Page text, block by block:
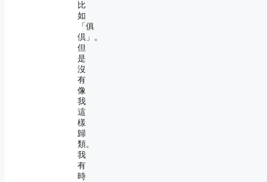
比
如
「俱
倶」。
但
是
沒
有
像
我
這
樣
歸
類。
我
有
時